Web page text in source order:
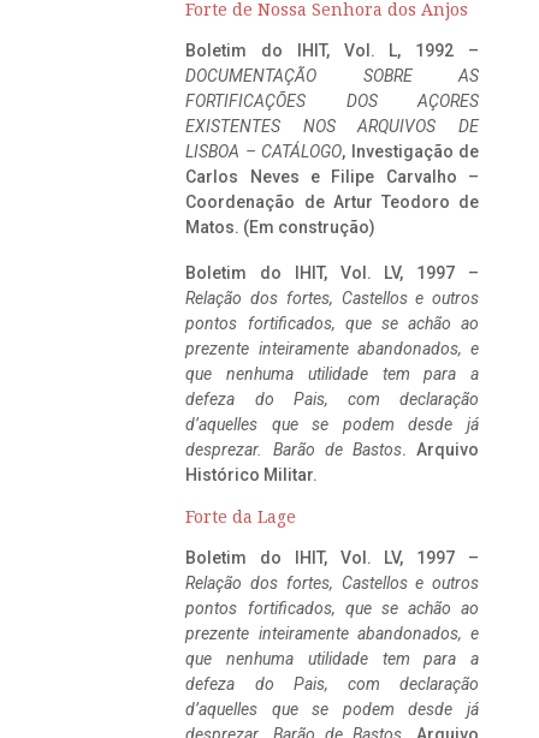
Forte de Nossa Senhora dos Anjos
Boletim do IHIT, Vol. L, 1992 –
DOCUMENTAÇÃO SOBRE AS
FORTIFICAÇÕES DOS AÇORES
EXISTENTES NOS ARQUIVOS DE
LISBOA – CATÁLOGO, Investigação de
Carlos Neves e Filipe Carvalho –
Coordenação de Artur Teodoro de
Matos. (Em construção)
Boletim do IHIT, Vol. LV, 1997 –
Relação dos fortes, Castellos e outros
pontos fortificados, que se achão ao
prezente inteiramente abandonados, e
que nenhuma utilidade tem para a
defeza do Pais, com declaração
d’aquelles que se podem desde já
desprezar. Barão de Bastos. Arquivo
Histórico Militar.
Forte da Lage
Boletim do IHIT, Vol. LV, 1997 –
Relação dos fortes, Castellos e outros
pontos fortificados, que se achão ao
prezente inteiramente abandonados, e
que nenhuma utilidade tem para a
defeza do Pais, com declaração
d’aquelles que se podem desde já